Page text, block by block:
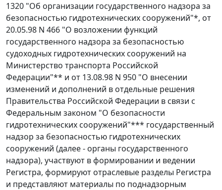
1320 "Об организации государственного надзора за
безопасностью гидротехнических сооружений"*, от
20.05.98 N 466 "О возложении функций
государственного надзора за безопасностью
судоходных гидротехнических сооружений на
Министерство транспорта Российской
Федерации"** и от 13.08.98 N 950 "О внесении
изменений и дополнений в отдельные решения
Правительства Российской Федерации в связи с
Федеральным законом "О безопасности
гидротехнических сооружений"*** государственный
надзор за безопасностью гидротехнических
сооружений (далее - органы государственного
надзора), участвуют в формировании и ведении
Регистра, формируют отраслевые разделы Регистра
и представляют материалы по поднадзорным